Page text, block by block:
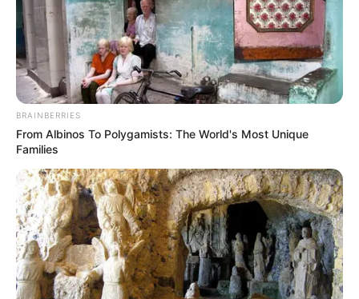
BRAINBERRIES
From Albinos To Polygamists: The World's Most Unique
Families